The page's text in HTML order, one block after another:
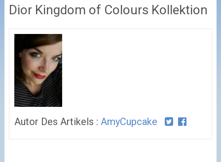
Dior Kingdom of Colours Kollektion
Autor Des Artikels : AmyCupcake